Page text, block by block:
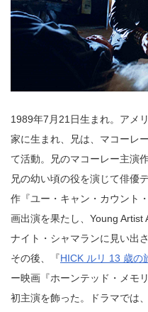
1989年7月21日生まれ。アメ
家に生まれ、兄は、マコーレ
て活動。兄のマコーレー主演
兄の幼い頃の役を演じて俳優
作『ユー・キャン・カウント
画出演を果たし、Young Artist
ナイト・シャマランに見い出
その後、『HICK ルリ 13 歳の
ー映画『ホーンテッド・メモ
初主演を飾った。ドラマでは